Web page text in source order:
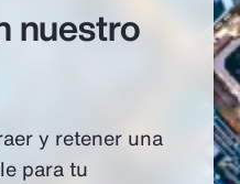
nuestro
y retener una
para tu